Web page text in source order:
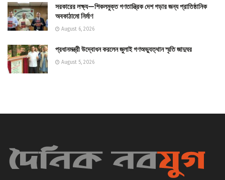
সরকারের লক্ষ্য—শিকলমুক্ত গণতান্ত্রিক দেশ গড়ার জন্য প্রাতিষ্ঠানিক
অবকাঠামো নির্মাণ
August 6, 2026
প্রধানমন্ত্রী উদ্বোধন করলেন জুলাই গণঅভ্যুত্থান স্মৃতি জাদুঘর
August 5, 2026